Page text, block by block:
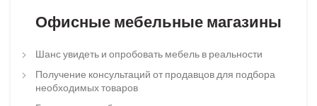
Офисные мебельные магазины
Шанс увидеть и опробовать мебель в реальности
Получение консультаций от продавцов для подбора
необходимых товаров